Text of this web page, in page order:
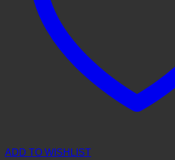
ADD TO WISHLIST